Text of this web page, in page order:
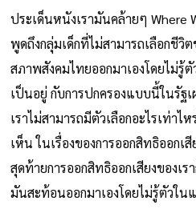
ประเด็นหนังเรามันคล้ายๆ Where
พูดถึงกลุ่มเด็กที่ไม่สามารถเลือกชีวิ
สภาพสังคมไทยออกมาเองโดยไม่รู้
เป็นอยู่ กับการปกครองแบบนี้ในรัฐ
เราไม่สามารถมีตัวเลือกอะไรเท่าไ
เห็น ในเรื่องของการออกสิทธิออกเ
สุดท้ายการออกสิทธิออกเสียงของเร
มันสะท้อนออกมาเองโดยไม่รู้ตัวใน